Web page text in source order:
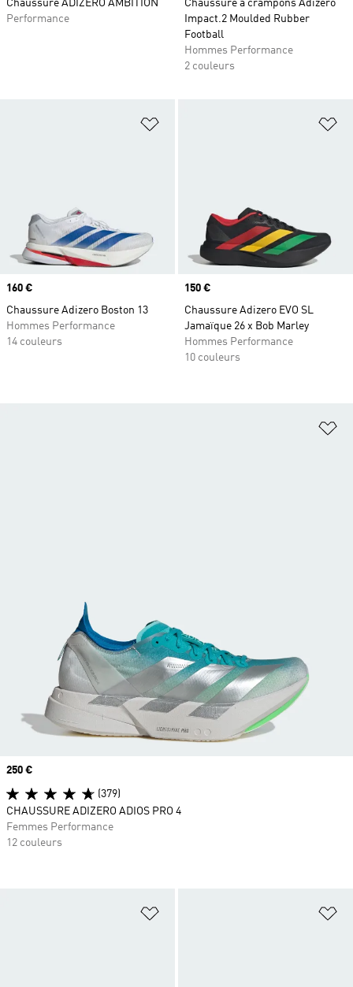
Chaussure ADIZERO AMBITION
Performance
Chaussure à crampons Adizero
Impact.2 Moulded Rubber
Football
Hommes Performance
2 couleurs
Ajouter à la Liste de produits
Prix
160 €
Chaussure Adizero Boston 13
Hommes Performance
14 couleurs
Prix
150 €
Chaussure Adizero EVO SL
Jamaïque 26 x Bob Marley
Hommes Performance
10 couleurs
Ajouter à la Liste de produits
Prix
250 €
(379)
CHAUSSURE ADIZERO ADIOS PRO 4
Femmes Performance
12 couleurs